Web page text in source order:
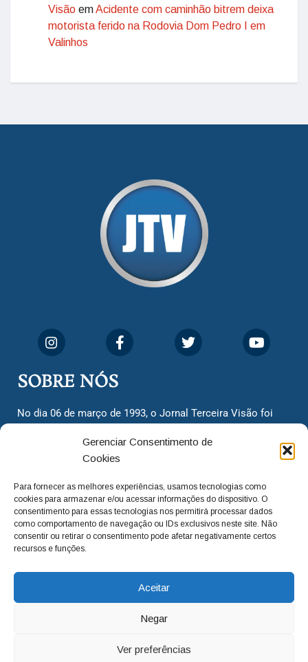
Gerenciar Consentimento de
Cookies
Para fornecer as melhores experiências, usamos tecnologias como
cookies para armazenar e/ou acessar informações do dispositivo. O
consentimento para essas tecnologias nos permitirá processar dados
como comportamento de navegação ou IDs exclusivos neste site. Não
consentir ou retirar o consentimento pode afetar negativamente certos
recursos e funções.
Aceitar
Negar
Ver preferências
Visão emAcidente com caminhão bitrem deixa
motorista ferido na Rodovia Dom Pedro I em
Valinhos
SOBRE NÓS
No dia 06 de março de 1993, o Jornal Terceira Visão foi
cidadãos valinhenses, já que naquela época só existiam
dois jornais. Há mais de 30 anos, o jornal continua
com o foco de trazer as melhores notícias. Nunca
deixamos de lado as necessidades do cidadão, sempre
questionando os órgãos públicos em busca de melhorias
para a cidade e sempre cobrando resoluções para casos
adm@jtv.com.br
(19) 3929-6225